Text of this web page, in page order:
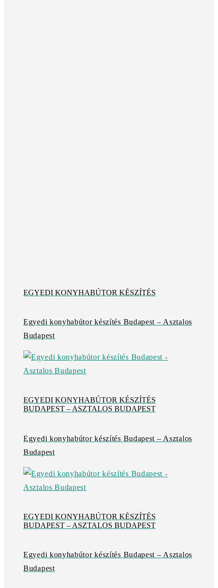
EGYEDI KONYHABÚTOR KÉSZÍTÉS
Egyedi konyhabútor készítés Budapest – Asztalos
Budapest
EGYEDI KONYHABÚTOR KÉSZÍTÉS
BUDAPEST – ASZTALOS BUDAPEST
Egyedi konyhabútor készítés Budapest – Asztalos
Budapest
EGYEDI KONYHABÚTOR KÉSZÍTÉS
BUDAPEST – ASZTALOS BUDAPEST
Egyedi konyhabútor készítés Budapest – Asztalos
Budapest